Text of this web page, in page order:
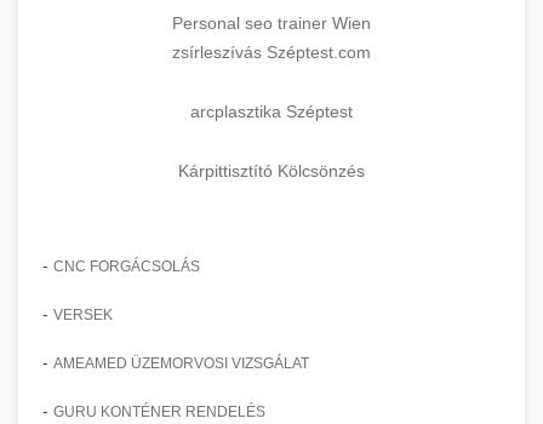
Personal seo trainer Wien
zsírleszívás Széptest.com
arcplasztika Széptest
Kárpittisztító Kölcsönzés
- CNC FORGÁCSOLÁS
- VERSEK
- AMEAMED ÜZEMORVOSI VIZSGÁLAT
- GURU KONTÉNER RENDELÉS